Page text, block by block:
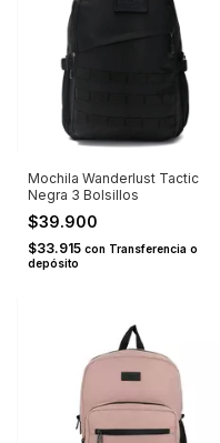
Mochila Wanderlust Tactic
Negra 3 Bolsillos
$39.900
$33.915 con Transferencia o
depósito